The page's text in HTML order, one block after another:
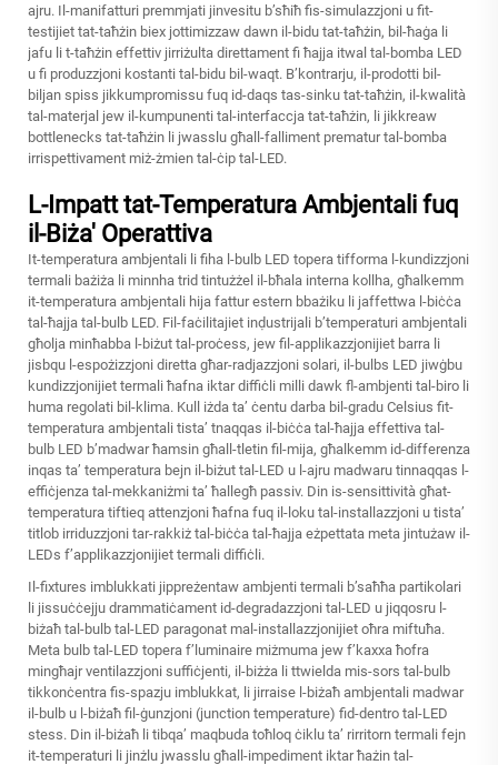
ajru. Il-manifatturi premmjati jinvesitu b’sħiħ fis-simulazzjoni u fit-
testijiet tat-taħżin biex jottimizzaw dawn il-bidu tat-taħżin, bil-ħaġa li
jafu li t-taħżin effettiv jirriżulta direttament fi ħajja itwal tal-bomba LED
u fi produzzjoni kostanti tal-bidu bil-waqt. B’kontrarju, il-prodotti bil-
biljan spiss jikkumpromissu fuq id-daqs tas-sinku tat-taħżin, il-kwalità
tal-materjal jew il-kumpunenti tal-interfaccja tat-taħżin, li jikkreaw
bottlenecks tat-taħżin li jwasslu għall-falliment prematur tal-bomba
irrispettivament miż-żmien tal-ċip tal-LED.
L-Impatt tat-Temperatura Ambjentali fuq
il-Biża' Operattiva
It-temperatura ambjentali li fiha l-bulb LED topera tifforma l-kundizzjoni
termali bażiża li minnha trid tintużżel il-bħala interna kollha, għalkemm
it-temperatura ambjentali hija fattur estern bbażiku li jaffettwa l-biċċa
tal-ħajja tal-bulb LED. Fil-faċilitajiet inḍustrijali b’temperaturi ambjentali
għolja minħabba l-biżut tal-proċess, jew fil-applikazzjonijiet barra li
jisbqu l-espożizzjoni diretta għar-radjazzjoni solari, il-bulbs LED jiwġbu
kundizzjonijiet termali ħafna iktar diffiċli milli dawk fl-ambjenti tal-biro li
huma regolati bil-klima. Kull iżda ta’ ċentu darba bil-gradu Celsius fit-
temperatura ambjentali tista’ tnaqqas il-biċċa tal-ħajja effettiva tal-
bulb LED b’madwar ħamsin għall-tletin fil-mija, għalkemm id-differenza
inqas ta’ temperatura bejn il-biżut tal-LED u l-ajru madwaru tinnaqqas l-
effiċjenza tal-mekkaniżmi ta’ ħallegħ passiv. Din is-sensittività għat-
temperatura tiftieq attenzjoni ħafna fuq il-loku tal-installazzjoni u tista’
titlob irriduzzjoni tar-rakkiż tal-biċċa tal-ħajja eżpettata meta jintużaw il-
LEDs f’applikazzjonijiet termali diffiċli.
Il-fixtures imblukkati jippreżentaw ambjenti termali b’saħħa partikolari
li jissuċċejju drammatiċament id-degradazzjoni tal-LED u jiqqosru l-
biżaħ tal-bulb tal-LED paragonat mal-installazzjonijiet oħra miftuħa.
Meta bulb tal-LED topera f’luminaire miżmuma jew f’kaxxa ħofra
mingħajr ventilazzjoni suffiċjenti, il-biżża li ttwielda mis-sors tal-bulb
tikkonċentra fis-spazju imblukkat, li jirraise l-biżaħ ambjentali madwar
il-bulb u l-biżaħ fil-ġunzjoni (junction temperature) fid-dentro tal-LED
stess. Din il-biżaħ li tibqa’ maqbuda toħloq ċiklu ta’ rirritorn termali fejn
it-temperaturi li jinżlu jwasslu għall-impediment iktar ħażin tal-